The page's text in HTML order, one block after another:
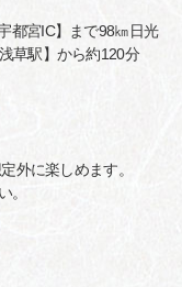
都宮IC】まで98㎞日光
草駅】から約120分
外に楽しめます。
。